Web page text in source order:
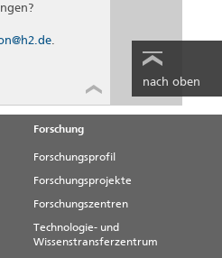
.
nach oben
Forschung
Forschungsprofil
Forschungsprojekte
Forschungszentren
Technologie- und
Wissenstransferzentrum